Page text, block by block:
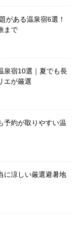
がある温泉宿6選！
まで
泉宿10選｜夏でも長
エが厳選
予約が取りやすい温
に涼しい厳選避暑地